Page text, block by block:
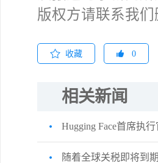
版权方请联系我们
收藏 0
相关新闻
Hugging Face首席执
随着全球关税即将到